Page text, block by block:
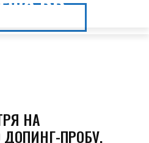
НА
ПРОБУ,